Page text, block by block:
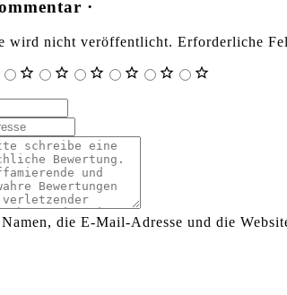
·
wird nicht veröffentlicht. Erforderliche
Namen, die E-Mail-Adresse und die